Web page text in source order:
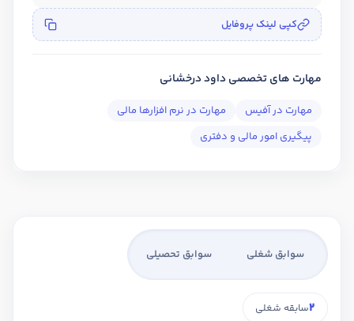
کپی لینک پروفایل
مهارت های تخصصی داود درخشانی
مهارت در آفیس
مهارت در نرم افزارها مالی
پیگیری امور مالی و دفتری
سوابق شغلی سوابق تحصیلی
2سابقه شغلی